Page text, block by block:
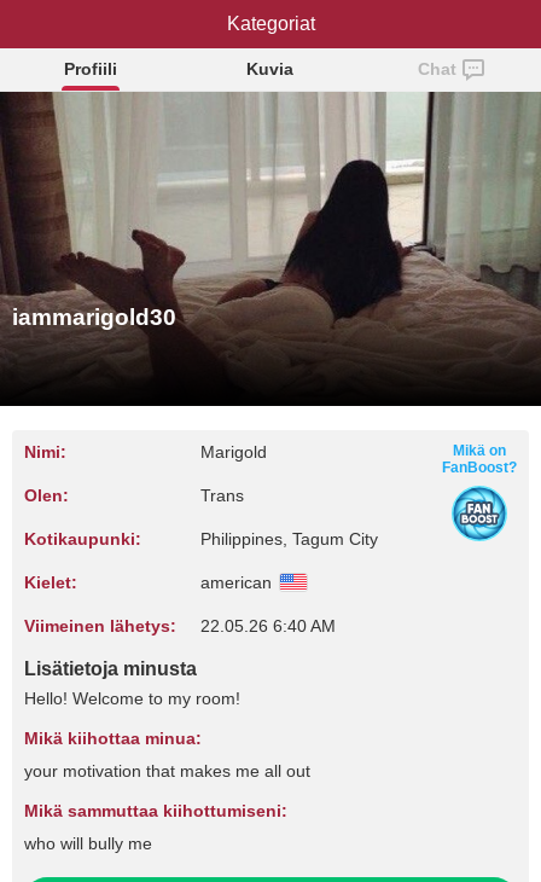
iammarigold30
Profiili Kuvia Chat
iammarigold30
Nimi: Marigold
Olen: Trans
Kotikaupunki: Philippines, Tagum City
Kielet: american
Viimeinen lähetys: 22.05.26 6:40 AM
Mikä on
FanBoost?
Lisätietoja minusta
Hello! Welcome to my room!
Mikä kiihottaa minua:
your motivation that makes me all out
Mikä sammuttaa kiihottumiseni:
who will bully me
Kategoriat